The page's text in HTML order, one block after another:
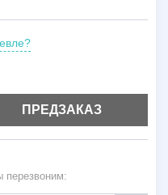
ПРЕДЗАКАЗ
перезвоним: